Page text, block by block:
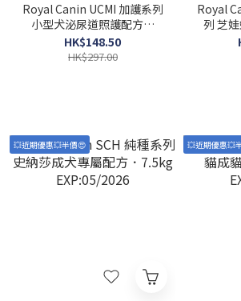
Royal Canin UCMI 加護系列
小型犬泌尿道照護配方．
3kg EXP:04/2026
HK$148.50
HK$297.00
Royal
列 芝
💥近期優惠💥半價😍 💥近期優惠💥